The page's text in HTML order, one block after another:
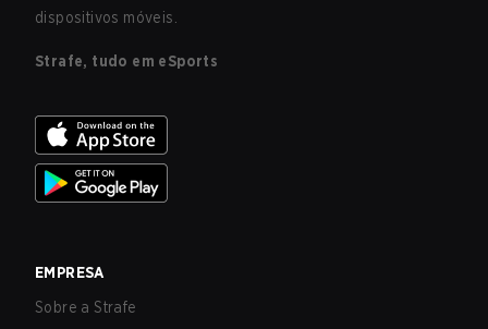
dispositivos móveis.
Strafe, tudo em eSports
EMPRESA
Sobre a Strafe